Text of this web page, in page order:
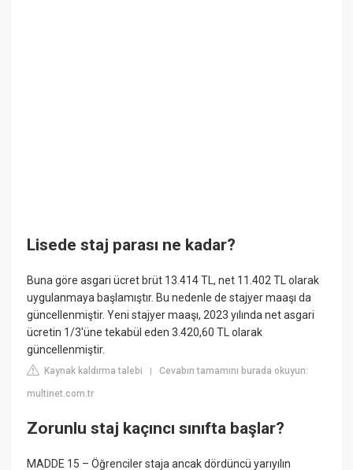
Lisede staj parası ne kadar?
Buna göre asgari ücret brüt 13.414 TL, net 11.402 TL olarak
uygulanmaya başlamıştır. Bu nedenle de stajyer maaşı da
güncellenmiştir. Yeni stajyer maaşı, 2023 yılında net asgari
ücretin 1/3'üne tekabül eden 3.420,60 TL olarak
güncellenmiştir.
Kaynak kaldırma talebi |Cevabın tamamını burada okuyun:
multinet.com.tr
Zorunlu staj kaçıncı sınıfta başlar?
MADDE 15 – Öğrenciler staja ancak dördüncü yarıyılın